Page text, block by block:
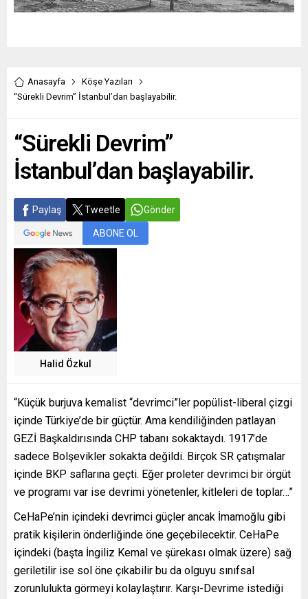
Anasayfa
Köşe Yazıları
“Sürekli Devrim” İstanbul’dan başlayabilir.
“Sürekli Devrim”
İstanbul’dan başlayabilir.
Paylaş Tweetle Gönder
ABONE OL
Halid Özkul
“Küçük burjuva kemalist “devrimci”ler popülist-liberal çizgi
içinde Türkiye’de bir güçtür. Ama kendiliğinden patlayan
GEZİ Başkaldırısında CHP tabanı sokaktaydı. 1917’de
sadece Bolşevikler sokakta değildi. Birçok SR çatışmalar
içinde BKP saflarına geçti. Eğer proleter devrimci bir örgüt
ve programı var ise devrimi yönetenler, kitleleri de toplar…”
CeHaPe’nin içindeki devrimci güçler ancak İmamoğlu gibi
pratik kişilerin önderliğinde öne geçebilecektir. CeHaPe
içindeki (başta İngiliz Kemal ve şürekası olmak üzere) sağ
geriletilir ise sol öne çıkabilir bu da olguyu sınıfsal
zorunlulukta görmeyi kolaylaştırır. Karşı-Devrime istediği